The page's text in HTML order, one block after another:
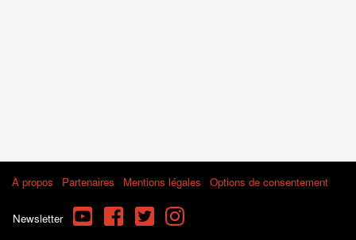
À propos Partenaires Mentions légales Options de consentement
Newsletter YouTube FacebookTwitterInstagram